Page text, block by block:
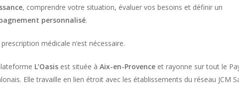
, comprendre votre situation, évaluer vos besoins et définir un
personnalisé.
médicale n’est nécessaire.
L’Oasis est située àAix-en-Provence et rayonne sur tout le
Elle travaille en lien étroit avec les établissements du réseau JCM